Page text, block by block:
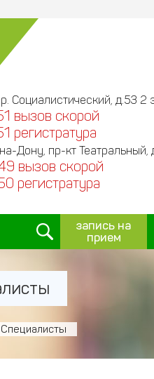
Социалистический, д.53 2
вызов скорой
регистратура
Дону, пр-кт Театральный,
вызов скорой
регистратура
запись на
прием
Специалисты